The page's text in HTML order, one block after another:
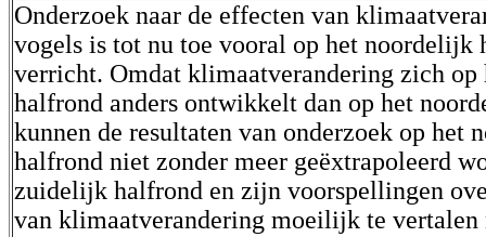
Onderzoek naar de effecten van
vogels is tot nu toe vooral op het noordelijk
verricht. Omdat klimaatverandering zich
halfrond anders ontwikkelt dan op het
kunnen de resultaten van onderzoek op het
halfrond niet zonder meer geëxtrapoleerd
zuidelijk halfrond en zijn voorspellingen
van klimaatverandering moeilijk te